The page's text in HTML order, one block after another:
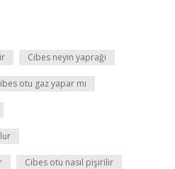
Cibes neyin yaprağı
otu gaz yapar mı
Cibes otu nasıl pişirilir